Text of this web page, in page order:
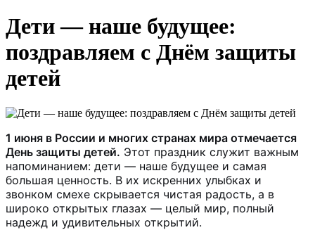
Дети — наше будущее:
поздравляем с Днём защиты
детей
1 июня в России и многих странах мира отмечается
День защиты детей. Этот праздник служит важным
напоминанием: дети — наше будущее и самая
большая ценность. В их искренних улыбках и
звонком смехе скрывается чистая радость, а в
широко открытых глазах — целый мир, полный
надежд и удивительных открытий.